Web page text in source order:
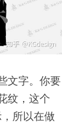
文字。你要
纹，这个
所以在做